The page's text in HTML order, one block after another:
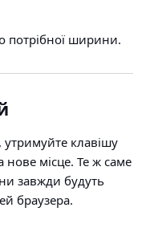
ширини.
клавішу
нове місце. Те ж саме
завжди будуть
браузера.